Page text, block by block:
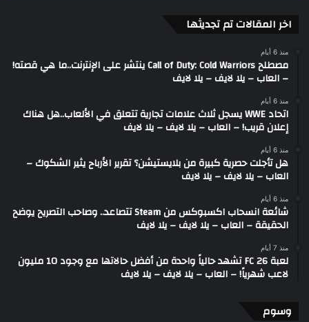
اخر المقالات تم تجديثها
منذ 6 أيام
مصطلح Call of Duty: Cold Warriors ينتشر على الإنترنت..ما هي قصته!
– العاب – يلا لايف – يلا لايف
منذ 6 أيام
اتحاد WWE يسجل ثلاث علامات تجارية تتعلق في الألعاب..هل هناك
إعلان قريب! – العاب – يلا لايف – يلا لايف
منذ 6 أيام
هل تأجلت حصرية كبيرة من بلايستيشن؟ تقرير الأرباح يثير الشكوك –
العاب – يلا لايف – يلا لايف
منذ 6 أيام
شائعة انسحاب اكسبوكس من Steam تتصاعد.. وصاحب التصريح يوضح
الحقيقة – العاب – يلا لايف – يلا لايف
منذ 7 أيام
لعبة FC 26 تشهد حالياً واحدة من أفضل حالاتها مع وجود 10 مليون
لاعب شهرياً! – العاب – يلا لايف – يلا لايف
وسوم